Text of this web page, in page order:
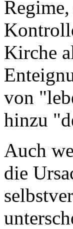
Kirche
von
hinzu
Auch
die